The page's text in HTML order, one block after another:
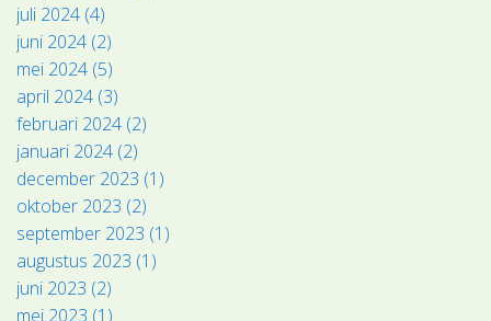
juli 2024 (4)
juni 2024 (2)
mei 2024 (5)
april 2024 (3)
februari 2024 (2)
januari 2024 (2)
december 2023 (1)
oktober 2023 (2)
september 2023 (1)
augustus 2023 (1)
juni 2023 (2)
mei 2023 (1)